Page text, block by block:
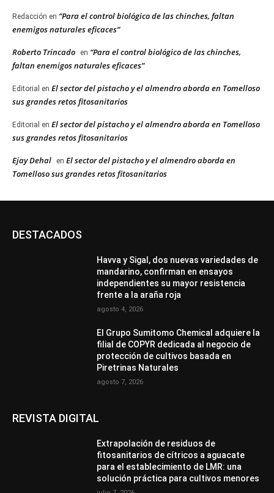
Redacción en “Para el control biológico de las chinches, faltan
enemigos naturales eficaces”
Roberto Trincado en “Para el control biológico de las chinches,
faltan enemigos naturales eficaces”
Editorial en El sector del pistacho y el almendro aborda en Tomelloso
sus grandes retos fitosanitarios
Editorial en El sector del pistacho y el almendro aborda en Tomelloso
sus grandes retos fitosanitarios
Ejay Dehal en El sector del pistacho y el almendro aborda en
Tomelloso sus grandes retos fitosanitarios
DESTACADOS
Havva y Sigal, dos nuevas variedades de
mandarino, confirman en ensayos
independientes su mayor resistencia
frente a la araña roja
agosto 4, 2026
El Grupo Sumitomo Chemical adquiere la
filial de COPYR dedicada al negocio de
protección de cultivos basada en
Piretrinas Naturales
agosto 7, 2026
REVISTA DIGITAL
Extrapolación de residuos de
fitosanitarios de cítricos a aguacate
para el establecimiento de LMR: una
solución práctica para cultivos menores